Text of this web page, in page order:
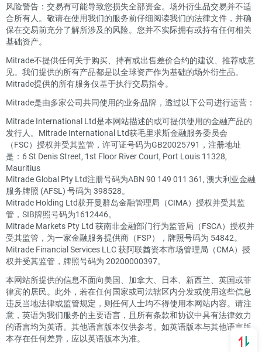
风险警告：交易有可能导致您损失全部资金。场外衍生品交易并不适
合所有人。敬请在使用我们的服务前仔细阅读我们的法律文件，并确
保在交易前充分了解所涉及的风险。您并不实际拥有或持有任何相关
基础资产。
Mitrade不提供任何关于购买、持有或出售差价合约的建议、推荐或意
见。我们提供的所有产品都是以全球资产作为基础的场外衍生品。
Mitrade提供的所有服务仅基于执行交易指令。
Mitrade是由多家公司共同使用的业务品牌，透过以下公司进行运营：
Mitrade International Ltd是本网站描述的或可提供使用的金融产品的
发行人。Mitrade International Ltd获毛里求斯金融服务委员会
（FSC）授权并受其监管，许可证号码为GB20025791，注册地址
是：6 St Denis Street, 1st Floor River Court, Port Louis 11328,
Mauritius
Mitrade Global Pty Ltd注册号码为ABN 90 149 011 361, 澳大利亚金融
服务牌照 (AFSL) 号码为 398528。
Mitrade Holding Ltd获开曼群岛金融管理局（CIMA）授权并受其监
管，SIB牌照号码为1612446。
Mitrade Markets Pty Ltd 获南非金融部门行为监管局（FSCA）授权并
受其监管，为一家金融服务提供商（FSP），牌照号码为 54842。
Mitrade Financial Services LLC 获阿联酋资本市场管理局（CMA）授
权并受其监管，牌照号码为 20200000397。
本网站所提供的信息不面向美国、加拿大、日本、新西兰、英国或菲
律宾的居民。此外，若在任何国家或司法辖区内分发或使用这些信息
违反当地法律或监管规定，则任何人士均不得使用本网站内容。请注
意，英语为我们服务的主要语言，且所有条款和协议中具有法律效力
的语言均为英语。其他语言版本仅供参考。如英语版本与其他语言版
本存在任何差异，应以英语版本为准。